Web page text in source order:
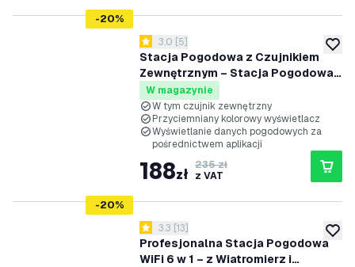
-20%
Stacja Pogodowa z Czujnikiem
Zewnętrznym – Stacja Pogodowa
WiFi – Bezprzewodowa – Aplikacja
Calex Smart – Kolorowy
Wyświetlacz 7'' – Do Użytku
Wewnątrz i na Zewnątrz
otwórz panel recenzji
3 Gwiazdki oceny
3.0 [5]
W magazynie
W tym czujnik zewnętrzny
Przyciemniany kolorowy wyświetlacz
Wyświetlanie danych pogodowych za
pośrednictwem aplikacji
188zł 235 zł
z VAT
-20%
Profesjonalna Stacja Pogodowa
WiFi 6 w 1 – z Wiatromierz i
otwórz panel recenzji
3.3 Gwiazdki oceny
3.3 [13]